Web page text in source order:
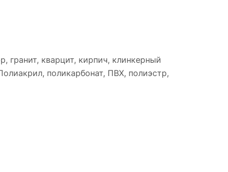
гранит, кварцит, кирпич, клинкерный
поликарбонат, ПВХ, полиэстр,